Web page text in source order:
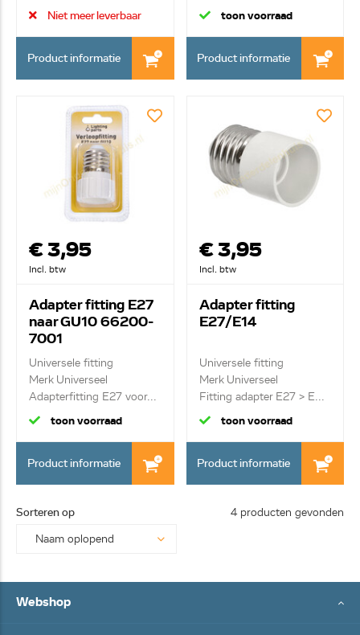
Niet meer leverbaar
Product informatie
toon voorraad
Product informatie
€ 3,95
Incl. btw
Adapter fitting E27
naar GU10 66200-
7001
Universele fitting
Merk Universeel
Adapterfitting E27 voor...
toon voorraad
Product informatie
€ 3,95
Incl. btw
Adapter fitting
E27/E14
Universele fitting
Merk Universeel
Fitting adapter E27 > E...
toon voorraad
Product informatie
Sorteren op 4 producten gevonden
Webshop